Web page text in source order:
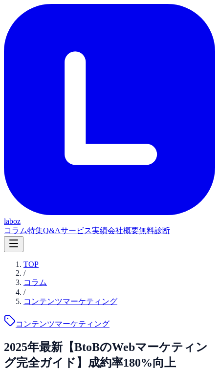
laboz
コラム特集Q&Aサービス実績会社概要無料診断
TOP
/
コラム
/
コンテンツマーケティング
コンテンツマーケティング
2025年最新【BtoBのWebマーケティン
グ完全ガイド】成約率180%向上